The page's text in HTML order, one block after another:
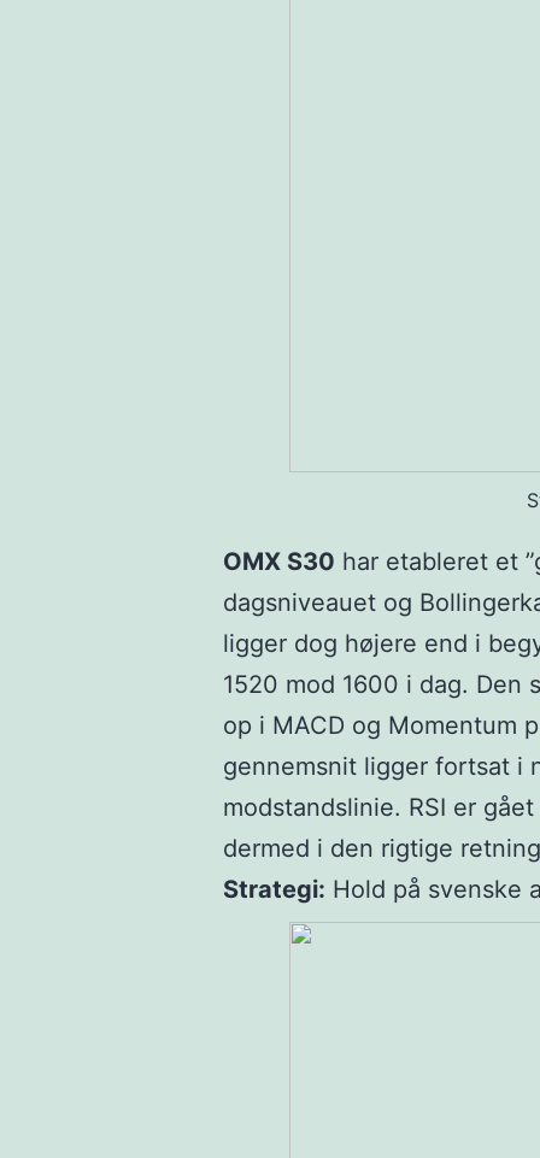
OMX S30 har etableret et
dagsniveauet og
ligger dog højere end i
1520 mod 1600 i dag.
op i MACD og Momentum
gennemsnit ligger fortsat i
modstandslinie. RSI er
dermed i den rigtige
Strategi: Hold på svenske